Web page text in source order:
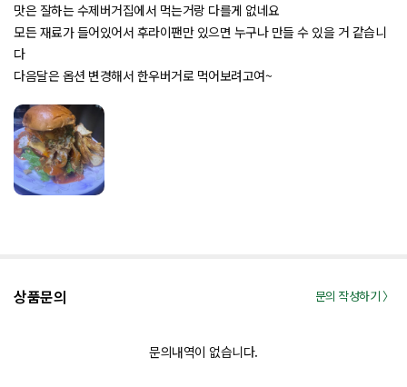
맛은 잘하는 수제버거집에서 먹는거랑 다를게 없네요
모든 재료가 들어있어서 후라이팬만 있으면 누구나 만들 수 있을 거 같습니
다
다음달은 옵션 변경해서 한우버거로 먹어보려고여~
상품문의 문의 작성하기 〉
문의내역이 없습니다.